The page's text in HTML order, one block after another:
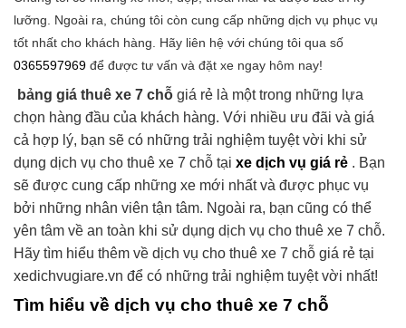
lưỡng. Ngoài ra, chúng tôi còn cung cấp những dịch vụ phục vụ
tốt nhất cho khách hàng. Hãy liên hệ với chúng tôi qua số
0365597969 để được tư vấn và đặt xe ngay hôm nay!
bảng giá thuê xe 7 chỗ giá rẻ là một trong những lựa
chọn hàng đầu của khách hàng. Với nhiều ưu đãi và giá
cả hợp lý, bạn sẽ có những trải nghiệm tuyệt vời khi sử
dụng dịch vụ cho thuê xe 7 chỗ tại xe dịch vụ giá rẻ . Bạn
sẽ được cung cấp những xe mới nhất và được phục vụ
bởi những nhân viên tận tâm. Ngoài ra, bạn cũng có thể
yên tâm về an toàn khi sử dụng dịch vụ cho thuê xe 7 chỗ.
Hãy tìm hiểu thêm về dịch vụ cho thuê xe 7 chỗ giá rẻ tại
xedichvugiare.vn để có những trải nghiệm tuyệt vời nhất!
Tìm hiểu về dịch vụ cho thuê xe 7 chỗ